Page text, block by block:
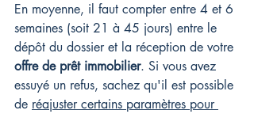
En moyenne, il faut compter entre 4 et 6
semaines (soit 21 à 45 jours) entre le
dépôt du dossier et la réception de votre
offre de prêt immobilier. Si vous avez
essuyé un refus, sachez qu'il est possible
de réajuster certains paramètres pour